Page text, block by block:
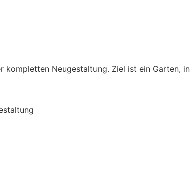
Neugestaltung. Ziel ist ein Garten,